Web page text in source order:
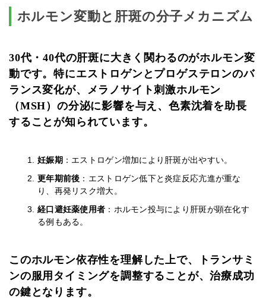
ホルモン変動と肝斑の分子メカニズム
30代・40代の肝斑に大きく関わるのがホルモン変
動です。特にエストロゲンとプロゲステロンのバ
ランス変化が、メラノサイト刺激ホルモン
（MSH）の分泌に影響を与え、色素沈着を助長
することが知られています。
妊娠期 ：エストロゲン増加により肝斑が出やすい。
更年期前後 ：エストロゲン低下と炎症反応亢進が重な
り、再発リスク増大。
経口避妊薬使用者 ：ホルモン投与により肝斑が顕在化す
る例もある。
このホルモン依存性を理解した上で、トランサミ
ンの服用タイミングを調整することが、治療成功
の鍵となります。